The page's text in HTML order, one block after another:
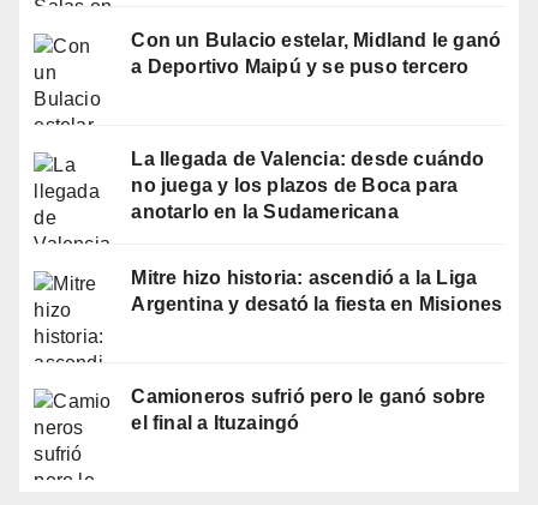
Con un Bulacio estelar, Midland le ganó
a Deportivo Maipú y se puso tercero
La llegada de Valencia: desde cuándo
no juega y los plazos de Boca para
anotarlo en la Sudamericana
Mitre hizo historia: ascendió a la Liga
Argentina y desató la fiesta en Misiones
Camioneros sufrió pero le ganó sobre
el final a Ituzaingó